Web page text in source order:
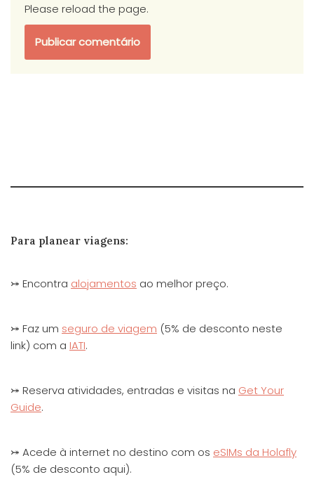
Please reload the page.
Para planear viagens:
⤖ Encontra alojamentos ao melhor preço.
⤖ Faz um seguro de viagem (5% de desconto neste
link) com a IATI.
⤖ Reserva atividades, entradas e visitas na Get Your
Guide.
⤖ Acede à internet no destino com os eSIMs da Holafly
(5% de desconto aqui).